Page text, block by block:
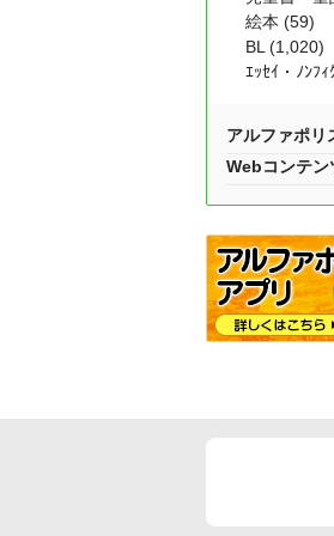
絵本 (59)
BL (1,020)
ｴｯｾｲ・ﾉﾝﾌ
アルファポリ
Webコンテン